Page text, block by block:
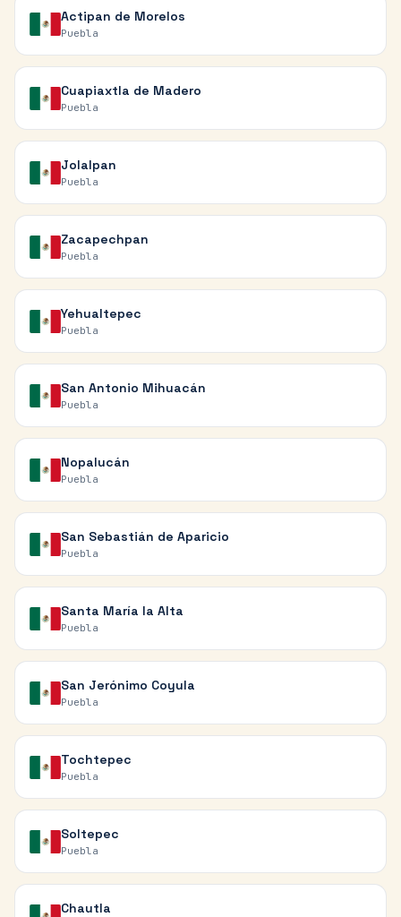
Actipan de Morelos
Puebla
Cuapiaxtla de Madero
Puebla
Jolalpan
Puebla
Zacapechpan
Puebla
Yehualtepec
Puebla
San Antonio Mihuacán
Puebla
Nopalucán
Puebla
San Sebastián de Aparicio
Puebla
Santa María la Alta
Puebla
San Jerónimo Coyula
Puebla
Tochtepec
Puebla
Soltepec
Puebla
Chautla